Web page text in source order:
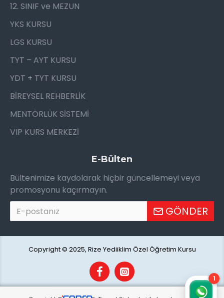
12. SINIF ve MEZUN
YKS KURSU
LGS KURSU
TYT – AYT KURSU
YDT + TYT KURSU
BİREYSEL REHBERLİK
MENTÖRLÜK SİSTEMİ
VIP KURS MERKEZİ
E-Bülten
Bültenimize kaydolarak hiçbir güncellemeyi veya
promosyonu kaçırmayın.
GÖNDER
Copyright © 2025, Rize Yediiklim Özel Öğretim Kursu
1